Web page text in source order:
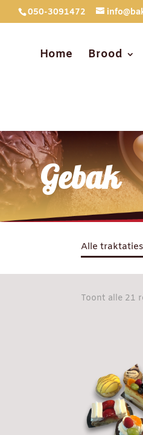
050-3091472
Home Brood
Gebak
Alle traktaties
Toont alle 21